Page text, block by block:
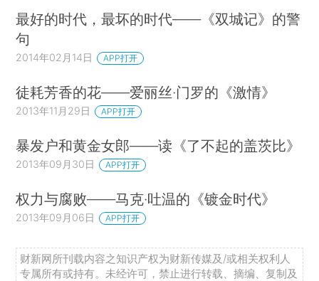
最好的时代，最坏的时代——《双城记》的警
句
2014年02月14日 APP打开
徒耗芳香的花——爱丽丝·门罗的《激情》
2013年11月29日 APP打开
暴发户和黄金女郎——读《了不起的盖茨比》
2013年09月30日 APP打开
权力与腐败——马克·吐温的《镀金时代》
2013年09月06日 APP打开
财新网所刊载内容之知识产权为财新传媒及/或相关权利人
专属所有或持有。未经许可，禁止进行转载、摘编、复制及